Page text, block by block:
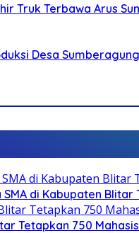
Truk Terbawa Arus
Desa
di Kabupaten Blitar
Tetapkan 750